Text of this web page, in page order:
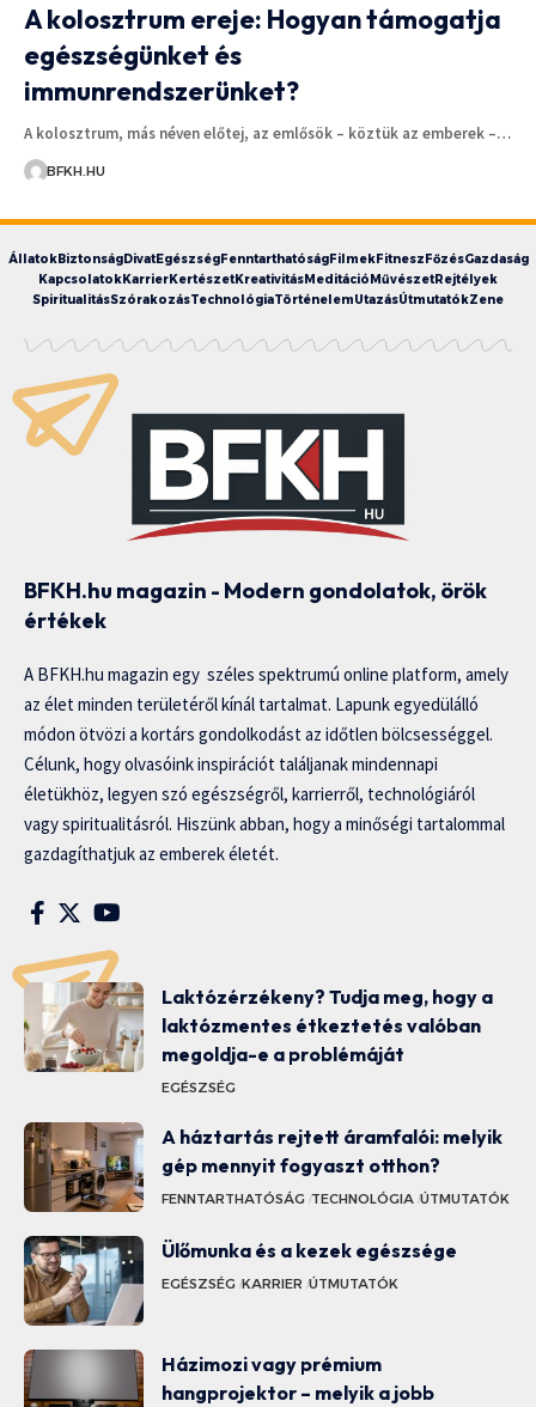
A kolosztrum ereje: Hogyan támogatja
egészségünket és
immunrendszerünket?
A kolosztrum, más néven előtej, az emlősök – köztük az emberek –…
BFKH.HU
ÁllatokBiztonságDivatEgészségFenntarthatóságFilmekFitneszFőzésGazdaság
KapcsolatokKarrierKertészetKreativitásMeditációMűvészetRejtélyek
SpiritualitásSzórakozásTechnológiaTörténelemUtazásÚtmutatókZene
BFKH.hu magazin - Modern gondolatok, örök
értékek
A BFKH.hu magazin egy széles spektrumú online platform, amely
az élet minden területéről kínál tartalmat. Lapunk egyedülálló
módon ötvözi a kortárs gondolkodást az időtlen bölcsességgel.
Célunk, hogy olvasóink inspirációt találjanak mindennapi
életükhöz, legyen szó egészségről, karrierről, technológiáról
vagy spiritualitásról. Hiszünk abban, hogy a minőségi tartalommal
gazdagíthatjuk az emberek életét.
Laktózérzékeny? Tudja meg, hogy a
laktózmentes étkeztetés valóban
megoldja-e a problémáját
EGÉSZSÉG
A háztartás rejtett áramfalói: melyik
gép mennyit fogyaszt otthon?
FENNTARTHATÓSÁG TECHNOLÓGIA ÚTMUTATÓK
Ülőmunka és a kezek egészsége
EGÉSZSÉG KARRIER ÚTMUTATÓK
Házimozi vagy prémium
hangprojektor – melyik a jobb